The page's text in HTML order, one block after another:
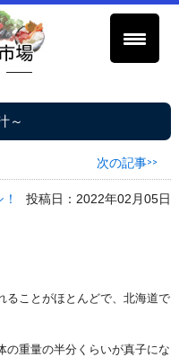
～
次の記事>>
投稿日：2022年02月05日
ることがほとんどで、北海道で
の重量の半分くらいが真子にな